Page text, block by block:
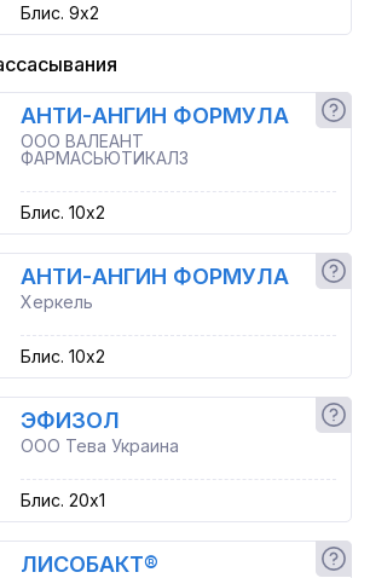
Блис. 9x2
АНТИ-АНГИН ФОРМУЛА
ООО ВАЛЕАНТ
ФАРМАСЬЮТИКАЛЗ
Блис. 10x2
АНТИ-АНГИН ФОРМУЛА
Херкель
Блис. 10x2
ЭФИЗОЛ
ООО Тева Украина
Блис. 20x1
ЛИСОБАКТ®